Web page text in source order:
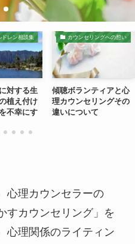
ドレン相談集
対する生
植え付け
不幸にす
カウンセリングへの想い
傾聴ボランティアと心
理カウンセリングその
違いについて
心理カウンセラーの
すカウンセリング」を
心理関係のライティン